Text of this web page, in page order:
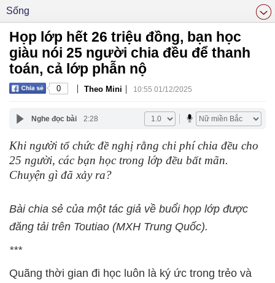
Sống
Họp lớp hết 26 triệu đồng, bạn học
giàu nói 25 người chia đều để thanh
toán, cả lớp phẫn nộ
0 | Theo Mini | 10:55 01/12/2025
Nghe đọc bài 2:28
Khi người tổ chức đề nghị rằng chi phí chia đều cho
25 người, các bạn học trong lớp đều bất mãn.
Chuyện gì đã xảy ra?
Bài chia sẻ của một tác giả về buổi họp lớp được
đăng tải trên Toutiao (MXH Trung Quốc).
***
Quãng thời gian đi học luôn là ký ức trong trẻo và